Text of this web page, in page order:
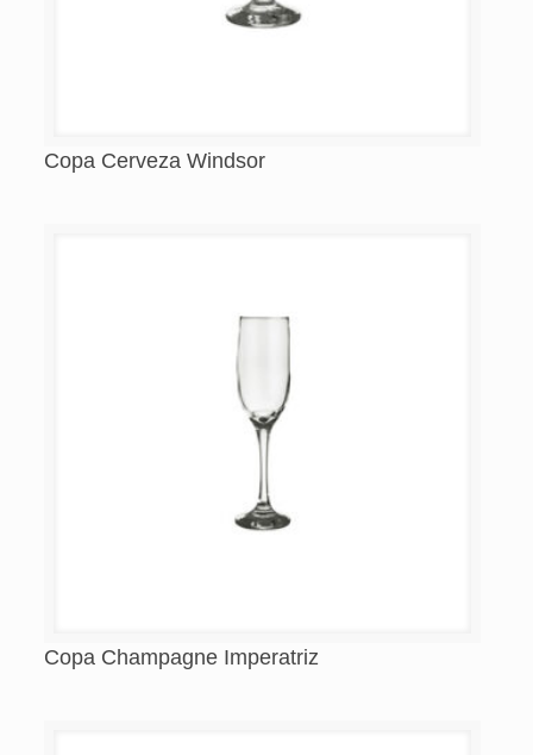
Copa Cerveza Windsor
Copa Champagne Imperatriz